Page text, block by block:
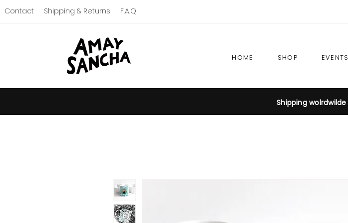
HOME SHOP EVENTS
Contact Shipping & Returns F.A.Q
Shipping wolrdwilde